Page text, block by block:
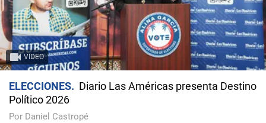
VIDEO
ELECCIONES
Diario Las Américas presenta Destino
Político 2026
Por Daniel Castropé